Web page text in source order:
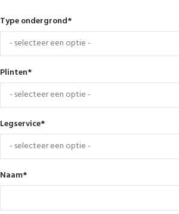
Type ondergrond*
Plinten*
Legservice*
Naam*